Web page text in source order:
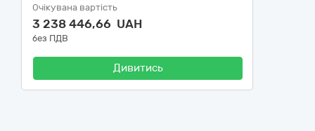
Очікувана вартість
3 238 446,66 UAH
без ПДВ
Дивитись